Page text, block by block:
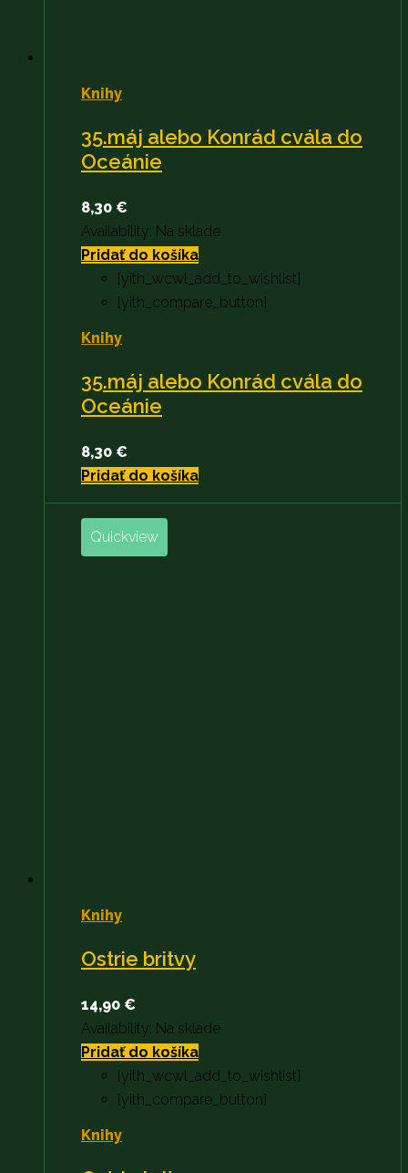
Knihy
35.máj alebo Konrád cvála do
Oceánie
8,30 €
Availability: Na sklade
Pridať do košíka
[yith_wcwl_add_to_wishlist]
[yith_compare_button]
Knihy
35.máj alebo Konrád cvála do
Oceánie
8,30 €
Pridať do košíka
Quickview
Knihy
Ostrie britvy
14,90 €
Availability: Na sklade
Pridať do košíka
[yith_wcwl_add_to_wishlist]
[yith_compare_button]
Knihy